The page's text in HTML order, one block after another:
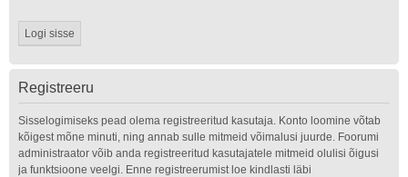
Registreeru
Sisselogimiseks pead olema registreeritud kasutaja. Konto loomine võtab
kõigest mõne minuti, ning annab sulle mitmeid võimalusi juurde. Foorumi
administraator võib anda registreeritud kasutajatele mitmeid olulisi õigusi
ja funktsioone veelgi. Enne registreerumist loe kindlasti läbi